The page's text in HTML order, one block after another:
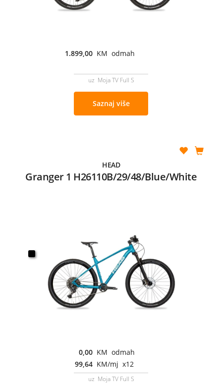
1.899,00 KM odmah
uz Moja TV Full S
Saznaj više
HEAD
Granger 1 H26110B/29/48/Blue/White
0,00 KM odmah
99,64 KM/mj x12
uz Moja TV Full S